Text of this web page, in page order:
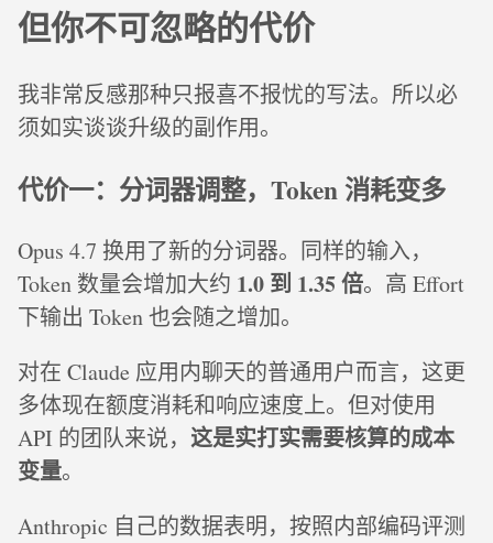
但你不可忽略的代价
我非常反感那种只报喜不报忧的写法。所以必
须如实谈谈升级的副作用。
代价一：分词器调整，Token 消耗变多
Opus 4.7 换用了新的分词器。同样的输入，
Token 数量会增加大约 1.0 到 1.35 倍。高 Effort
下输出 Token 也会随之增加。
对在 Claude 应用内聊天的普通用户而言，这更
多体现在额度消耗和响应速度上。但对使用
API 的团队来说， 这是实打实需要核算的成本
变量。
Anthropic 自己的数据表明，按照内部编码评测